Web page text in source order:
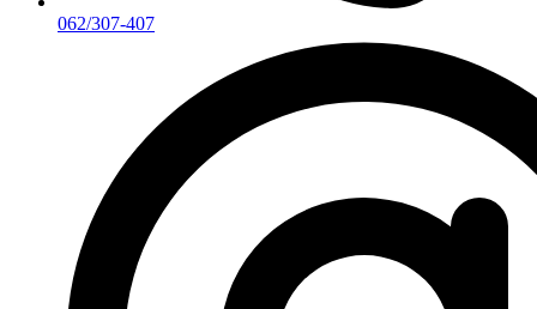
062/307-407